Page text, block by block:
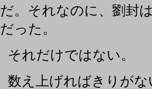
だ。それなのに、劉封
だった。
それだけではない。
数え上げればきりがな